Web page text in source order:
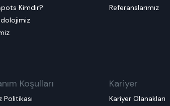
Kimdir?
Referanslarımız
Koşulları
Politikası
Kariyer
Kariyer Olanakları